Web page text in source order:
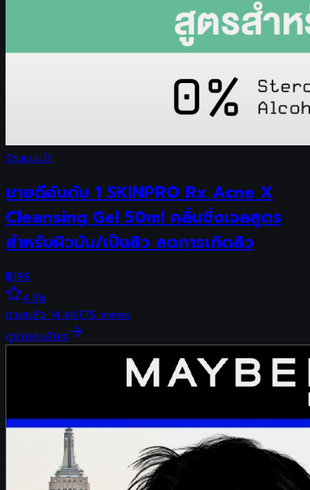
ร้านแนะนำ
ขายดีอันดับ 1 SKINPRO Rx Acne X
Cleansing Gel 50ml คลิ่นซิ่งเจลสูตร
สำหรับผิวมัน/เป็นสิว ลดการเกิดสิว
฿195
4.96
ขายแล้ว14.4K175views
ดูรายละเอียด